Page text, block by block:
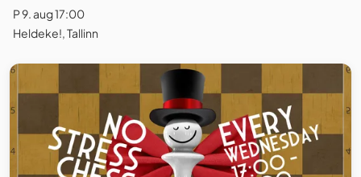
P 9. aug 17:00
Heldeke!, Tallinn